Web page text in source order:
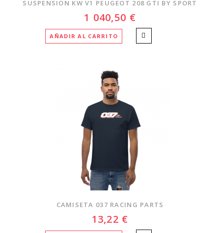
SUSPENSION KW V1 PEUGEOT 208 GTI BY SPORT
1 040,50 €
AÑADIR AL CARRITO
CAMISETA 037 RACING PARTS
13,22 €